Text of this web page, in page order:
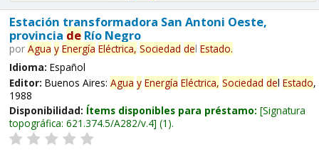
Estación transformadora San Antoni Oeste,
provincia deRío Negro
por Agua y Energía Eléctrica, Sociedad del Estado.
Idioma: Español
Editor: Buenos Aires: Agua y Energía Eléctrica, Sociedad del Estado,
1988
Disponibilidad: Ítems disponibles para préstamo: Signatura
topográfica: 621.374.5/A282/v.4 (1).